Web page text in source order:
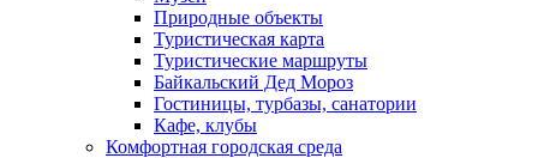
Природные объекты
Туристическая карта
Туристические маршруты
Байкальский Дед Мороз
Гостиницы, турбазы, санатории
Кафе, клубы
Комфортная городская среда